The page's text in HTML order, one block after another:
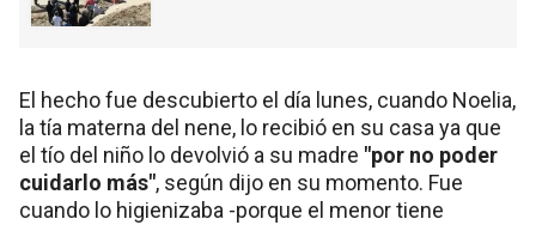
El hecho fue descubierto el día lunes, cuando Noelia,
la tía materna del nene, lo recibió en su casa ya que
el tío del niño lo devolvió a su madre "por no poder
cuidarlo más", según dijo en su momento. Fue
cuando lo higienizaba -porque el menor tiene